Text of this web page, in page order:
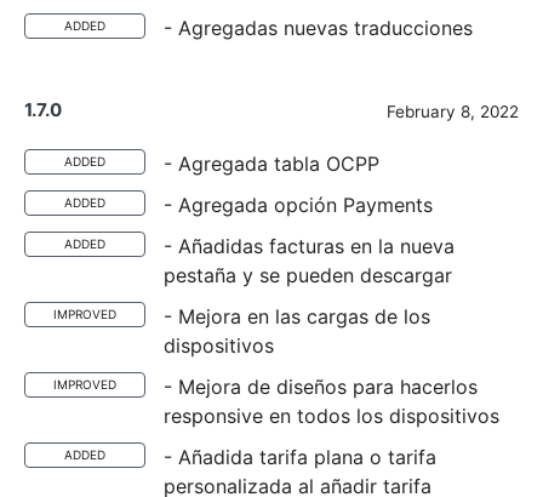
ADDED - Agregadas nuevas traducciones
1.7.0 February 8, 2022
ADDED - Agregada tabla OCPP
ADDED - Agregada opción Payments
ADDED
- Añadidas facturas en la nueva
pestaña y se pueden descargar
IMPROVED
- Mejora en las cargas de los
dispositivos
IMPROVED
- Mejora de diseños para hacerlos
responsive en todos los dispositivos
ADDED
- Añadida tarifa plana o tarifa
personalizada al añadir tarifa